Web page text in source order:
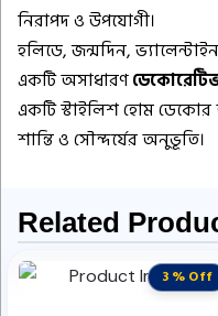
নিরাপদ ও উপযোগী।
হলিডে, জন্মদিন,
একটি অসাধারণ
একটি স্টাইলিশ হোম
শান্তি ও সৌন্দর্যের অনুভূতি।
Related
3 % Off